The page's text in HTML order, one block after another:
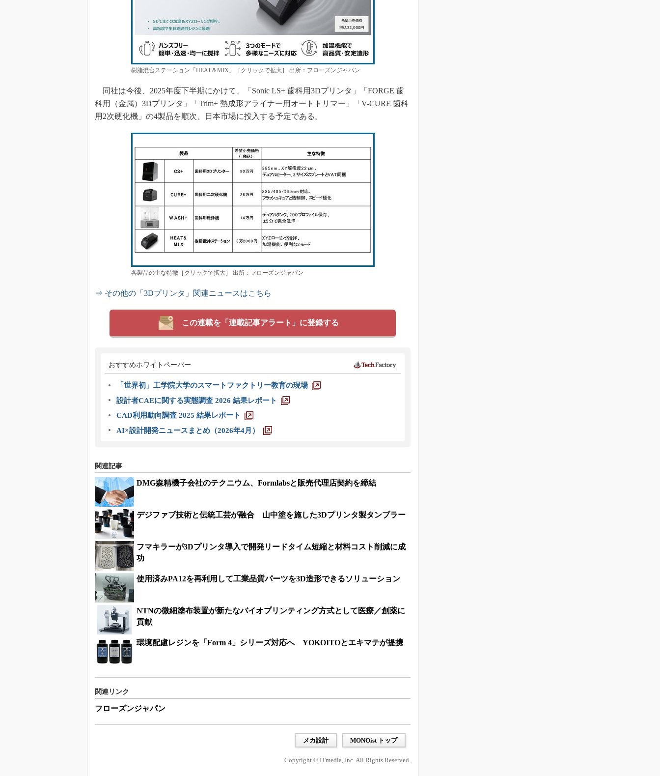
樹脂混合ステーション「HEAT＆MIX」［クリックで拡大］ 出所：フローズンジャパン
同社は今後、2025年度下半期にかけて、「Sonic LS+ 歯科用3Dプリンタ」「FORGE 歯
科用（金属）3Dプリンタ」「Trim+ 熱成形アライナー用オートトリマー」「V-CURE 歯科
用2次硬化機」の4製品を順次、日本市場に投入する予定である。
各製品の主な特徴［クリックで拡大］ 出所：フローズンジャパン
⇒ その他の「3Dプリンタ」関連ニュースはこちら
この連載を「連載記事アラート」に登録する
おすすめホワイトペーパー
「世界初」工学院大学のスマートファクトリー教育の現場
設計者CAEに関する実態調査 2026 結果レポート
CAD利用動向調査 2025 結果レポート
AI×設計開発ニュースまとめ（2026年4月）
関連記事
DMG森精機子会社のテクニウム、Formlabsと販売代理店契約を締結
デジファブ技術と伝統工芸が融合 山中塗を施した3Dプリンタ製タンブラー
フマキラーが3Dプリンタ導入で開発リードタイム短縮と材料コスト削減に成
功
使用済みPA12を再利用して工業品質パーツを3D造形できるソリューション
NTNの微細塗布装置が新たなバイオプリンティング方式として医療／創薬に
貢献
環境配慮レジンを「Form 4」シリーズ対応へ YOKOITOとエキマテが提携
関連リンク
フローズンジャパン
メカ設計 MONOist トップ
Copyright © ITmedia, Inc. All Rights Reserved.